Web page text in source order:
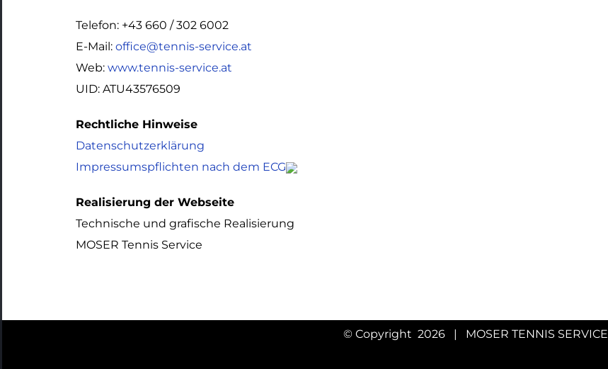
Telefon: +43 660 / 302 6002
E-Mail: office@tennis-service.at
Web: www.tennis-service.at
UID: ATU43576509
Rechtliche Hinweise
Datenschutzerklärung
Impressumspflichten nach dem ECG
Realisierung der Webseite
Technische und grafische Realisierung
MOSER Tennis Service
© Copyright 2026 | MOSER TENNIS SERVICE